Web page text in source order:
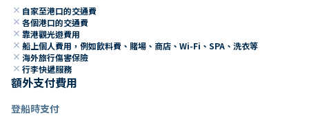
close 自家至港口的交通費
close 各個港口的交通費
close 靠港觀光遊費用
close 船上個人費用，例如飲料費、賭場、商店、Wi-Fi、SPA、洗衣等
close 海外旅行傷害保險
close 行李快遞服務
額外支付費用
登船時支付